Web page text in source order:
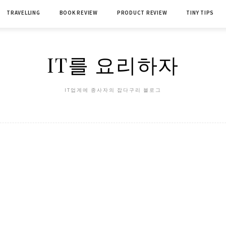
TRAVELLING BOOK REVIEW PRODUCT REVIEW TINY TIPS
IT를 요리하자
IT업계에 종사자의 잡다구리 블로그